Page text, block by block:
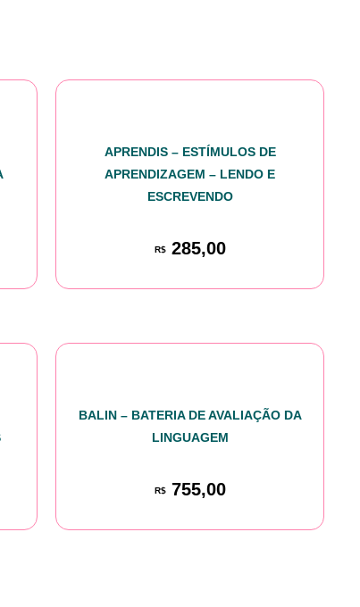
APRENDIS – ESTÍMULOS DE
APRENDIZAGEM – LENDO E
ESCREVENDO
R$285,00
BALIN – BATERIA DE AVALIAÇÃO DA
LINGUAGEM
R$755,00